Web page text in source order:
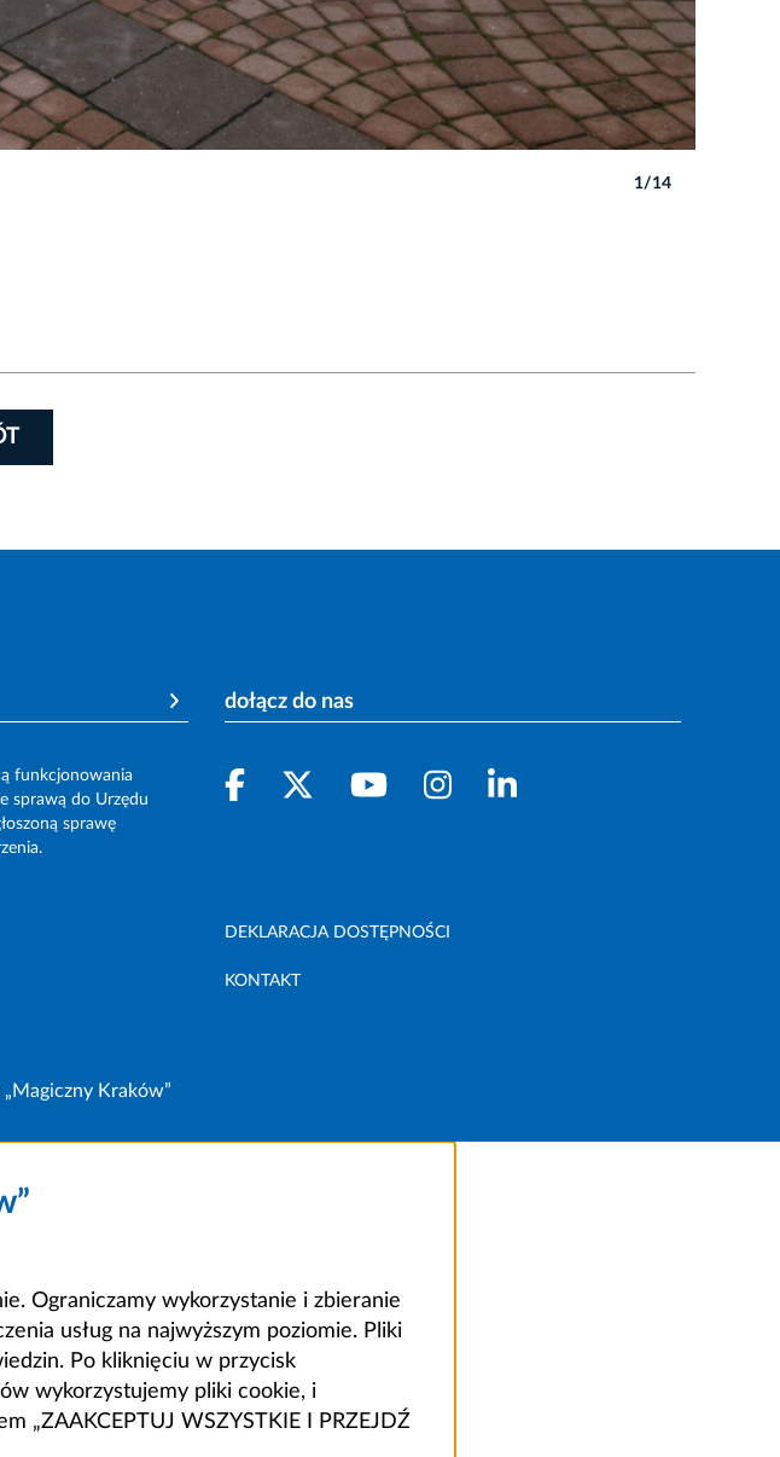
1/14
funkcjonowania
sprawą do Urzędu
sprawę
dołącz do nas
DEKLARACJA DOSTĘPNOŚCI
KONTAKT
Kraków”
Ograniczamy wykorzystanie i zbieranie
usług na najwyższym poziomie. Pliki
Po kliknięciu w przycisk
wykorzystujemy pliki cookie, i
„ZAAKCEPTUJ WSZYSTKIE I PRZEJDŹ